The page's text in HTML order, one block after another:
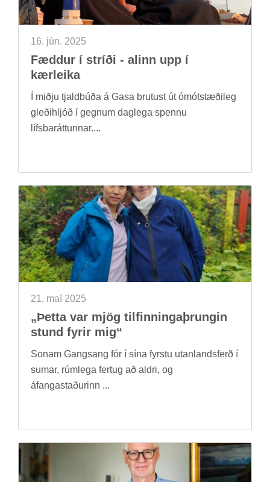
16. jún. 2025
Fædd­ur í stríði - al­inn upp í
kær­leika
Í miðju tjald­búða á Gasa brut­ust út ómót­stæði­leg
gleði­hljóð í gegn­um dag­lega spennu
lífs­bar­átt­unn­ar....
21. maí 2025
„Þetta var mjög til­finn­inga­þrung­in
stund fyr­ir mig“
Sonam Gangsang fór í sína fyrstu ut­an­lands­ferð í
sum­ar, rúm­lega fer­tug að aldri, og
áfanga­stað­ur­inn ...